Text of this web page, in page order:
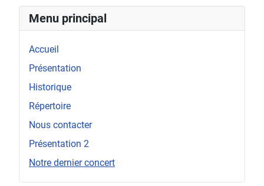
Menu principal
Accueil
Présentation
Historique
Répertoire
Nous contacter
Présentation 2
Notre dernier concert